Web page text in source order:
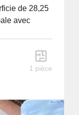
de 28,25
avec
1 pièce